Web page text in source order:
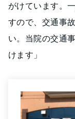
がけています。
すので、交通事
い。当院の交通
けます」